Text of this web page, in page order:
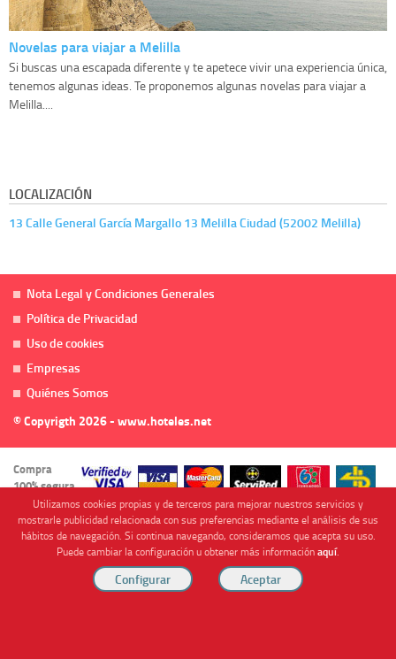
Novelas para viajar a Melilla
Si buscas una escapada diferente y te apetece vivir una experiencia única,
tenemos algunas ideas. Te proponemos algunas novelas para viajar a
Melilla....
LOCALIZACIÓN
13 Calle General García Margallo 13 Melilla Ciudad (52002 Melilla)
Nota Legal y Condiciones Generales
Política de Privacidad
Uso de cookies
Empresas
Quiénes Somos
© Copyrigth 2026 - www.hoteles.net
Compra
100% segura
Cofinanciado por
Utilizamos cookies propias y de terceros para mejorar nuestros servicios y
mostrarle publicidad relacionada con sus preferencias mediante el análisis de sus
hábitos de navegación. Si continua navegando, consideramos que acepta su uso.
Puede cambiar la configuración u obtener más informaciónaquí.